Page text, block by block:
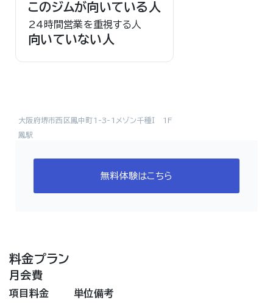
このジムが向いている人
24時間営業を重視する人
向いていない人
大阪府堺市西区鳳中町1-3-1メゾン千種Ｉ 1F
鳳駅
無料体験はこちら
料金プラン
月会費
項目 料金 単位備考